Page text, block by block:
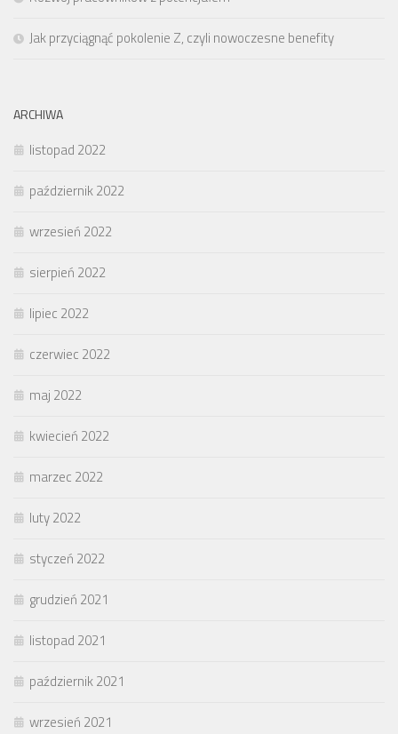
Jak przyciągnąć pokolenie Z, czyli nowoczesne benefity
ARCHIWA
listopad 2022
październik 2022
wrzesień 2022
sierpień 2022
lipiec 2022
czerwiec 2022
maj 2022
kwiecień 2022
marzec 2022
luty 2022
styczeń 2022
grudzień 2021
listopad 2021
październik 2021
wrzesień 2021